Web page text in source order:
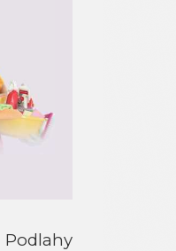
Podlahy